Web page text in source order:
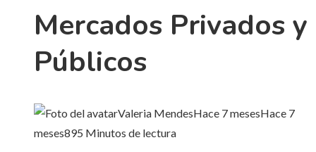
Mercados Privados y
Públicos
Valeria MendesHace 7 mesesHace 7
meses895 Minutos de lectura